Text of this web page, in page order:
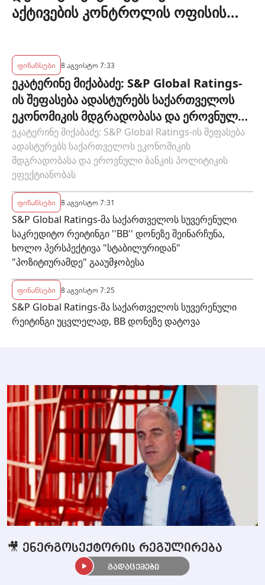
აქტივების კონტროლის ოფისის
არ წარმოადგენს საქართველოს
ეროვნული ბანკის რეგულირებულ
სუბიექტს
ფინანსები 8 აგვისტო 7:33
ეკატერინე მიქაბაძე: S&P Global Ratings-
ის შეფასება ადასტურებს საქართველოს
ეკონომიკის მდგრადობასა და ეროვნული
ბანკის პოლიტიკის ეფექტიანობას
ეკატერინე მიქაბაძე: S&P Global Ratings-ის შეფასება
ადასტურებს საქართველოს ეკონომიკის
მდგრადობასა და ეროვნული ბანკის პოლიტიკის
ეფექტიანობას
ფინანსები 8 აგვისტო 7:31
S&P Global Ratings-მა საქართველოს სუვერენული
საკრედიტო რეიტინგი ''BB'' დონეზე შეინარჩუნა,
ხოლო პერსპექტივა "სტაბილურიდან"
"პოზიტიურამდე" გააუმჯობესა
ფინანსები 8 აგვისტო 7:25
S&P Global Ratings-მა საქართველოს სუვერენული
რეიტინგი უცვლელად, BB დონეზე დატოვა
🎥 ენერგოსექტორის რეგულირება
გადაცემები